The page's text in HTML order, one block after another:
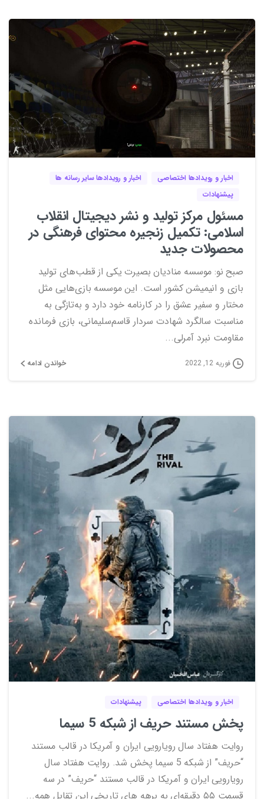
0
3
اخبار و رویدادها اختصاصی
اخبار و رویدادها سایر رسانه ها
پیشنهادات
مسئول مرکز تولید و نشر دیجیتال انقلاب
اسلامی: تکمیل زنجیره محتوای فرهنگی در
محصولات جدید
صبح نو: موسسه منادیان بصیرت یکی از قطب‌های تولید
بازی و انیمیشن کشور است. این موسسه بازی‌هایی مثل
مختار و سفیر عشق را در کارنامه خود دارد و به‌تازگی به
مناسبت سالگرد شهادت سردار قاسم‌سلیمانی، بازی فرمانده
مقاومت نبرد آمرلی...
فوریه 12, 2022 خواندن ادامه
1
6
اخبار و رویدادها اختصاصی پیشنهادات
پخش مستند حریف از شبکه 5 سیما
روایت هفتاد سال رویارویی ایران و آمریکا در قالب مستند
“حریف” از شبکه 5 سیما پخش شد. روایت هفتاد سال
رویارویی ایران و آمریکا در قالب مستند “حریف” در سه
قسمت ۵۵ دقیقه‌ای به برهه ‌های تاریخی این تقابل همه...